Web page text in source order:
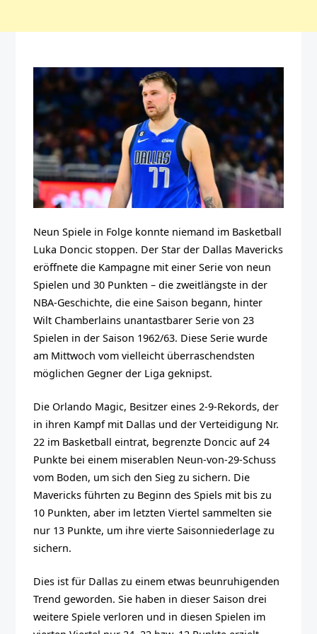
Neun Spiele in Folge konnte niemand im Basketball
Luka Doncic stoppen. Der Star der Dallas Mavericks
eröffnete die Kampagne mit einer Serie von neun
Spielen und 30 Punkten – die zweitlängste in der
NBA-Geschichte, die eine Saison begann, hinter
Wilt Chamberlains unantastbarer Serie von 23
Spielen in der Saison 1962/63. Diese Serie wurde
am Mittwoch vom vielleicht überraschendsten
möglichen Gegner der Liga geknipst.
Die Orlando Magic, Besitzer eines 2-9-Rekords, der
in ihren Kampf mit Dallas und der Verteidigung Nr.
22 im Basketball eintrat, begrenzte Doncic auf 24
Punkte bei einem miserablen Neun-von-29-Schuss
vom Boden, um sich den Sieg zu sichern. Die
Mavericks führten zu Beginn des Spiels mit bis zu
10 Punkten, aber im letzten Viertel sammelten sie
nur 13 Punkte, um ihre vierte Saisonniederlage zu
sichern.
Dies ist für Dallas zu einem etwas beunruhigenden
Trend geworden. Sie haben in dieser Saison drei
weitere Spiele verloren und in diesen Spielen im